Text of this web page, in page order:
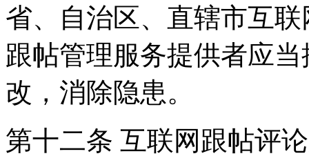
省、自治区、直辖市互
跟帖管理服务提供者应
改，消除隐患。
第十二条 互联网跟帖评